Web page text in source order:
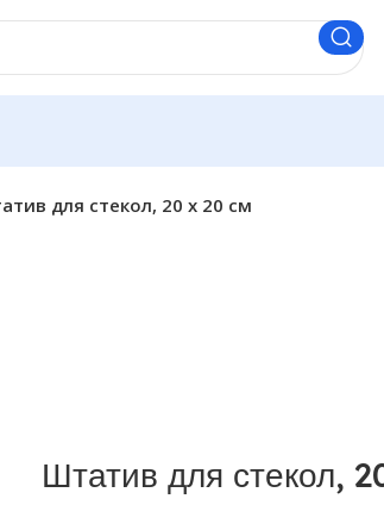
для стекол, 20 х 20 см
Штатив для стекол,